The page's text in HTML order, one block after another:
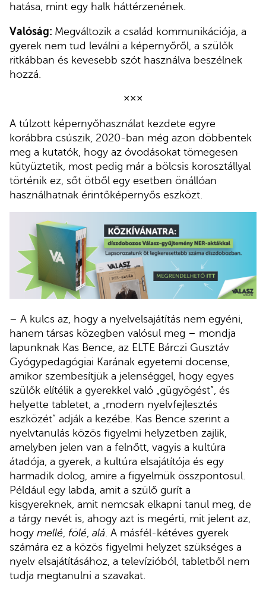
hatása, mint egy halk háttérzenének.
Valóság: Megváltozik a család kommunikációja, a
gyerek nem tud leválni a képernyőről, a szülők
ritkábban és kevesebb szót használva beszélnek
hozzá.
×××
A túlzott képernyőhasználat kezdete egyre
korábbra csúszik, 2020-ban még azon döbbentek
meg a kutatók, hogy az óvodásokat tömegesen
kütyüztetik, most pedig már a bölcsis korosztállyal
történik ez, sőt ötből egy esetben önállóan
használhatnak érintőképernyős eszközt.
– A kulcs az, hogy a nyelvelsajátítás nem egyéni,
hanem társas közegben valósul meg – mondja
lapunknak Kas Bence, az ELTE Bárczi Gusztáv
Gyógypedagógiai Karának egyetemi docense,
amikor szembesítjük a jelenséggel, hogy egyes
szülők elítélik a gyerekkel való „gügyögést”, és
helyette tabletet, a „modern nyelvfejlesztés
eszközét” adják a kezébe. Kas Bence szerint a
nyelvtanulás közös figyelmi helyzetben zajlik,
amelyben jelen van a felnőtt, vagyis a kultúra
átadója, a gyerek, a kultúra elsajátítója és egy
harmadik dolog, amire a figyelmük összpontosul.
Például egy labda, amit a szülő gurít a
kisgyereknek, amit nemcsak elkapni tanul meg, de
a tárgy nevét is, ahogy azt is megérti, mit jelent az,
hogy mellé fölé alá . A másfél-kétéves gyerek
számára ez a közös figyelmi helyzet szükséges a
nyelv elsajátításához, a televízióból, tabletből nem
tudja megtanulni a szavakat.